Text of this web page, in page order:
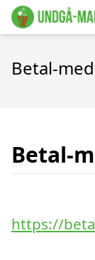
Betal-
Betal-
https://